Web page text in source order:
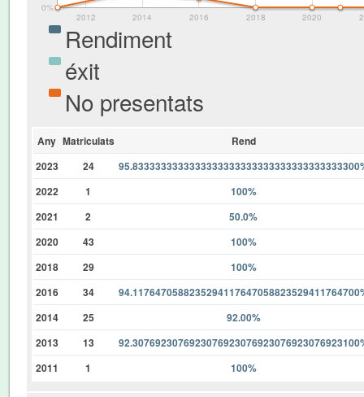
2012 2014 2016 2018 2020
0%
Rendiment
éxit
No presentats
Any Matriculats
Rend
2023
24
2022
1
100%
2021
2
50.0%
2020
43
100%
2018
29
100%
2016
34
2014
25
92.00%
2013
13
2011
1 100%